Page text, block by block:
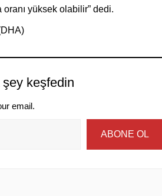
oranı yüksek olabilir” dedi.
keşfedin
email.
ABONE OL